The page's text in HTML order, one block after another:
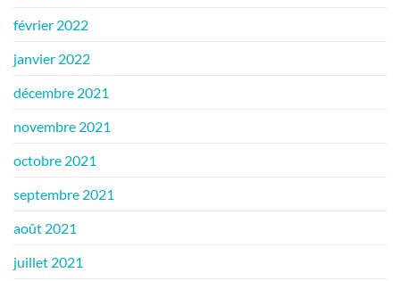
février 2022
janvier 2022
décembre 2021
novembre 2021
octobre 2021
septembre 2021
août 2021
juillet 2021